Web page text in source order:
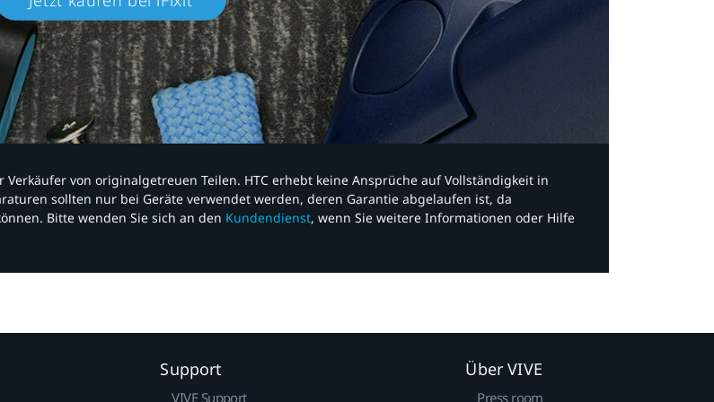
von originalgetreuen Teilen. HTC erhebt keine Ansprüche auf Vollständigkeit in
sollten nur bei Geräte verwendet werden, deren Garantie abgelaufen ist, da
Bitte wenden Sie sich an den Kundendienst, wenn Sie weitere Informationen oder Hilfe
Support
VIVE Support
Über VIVE
Press room